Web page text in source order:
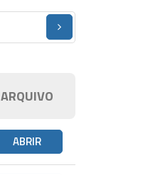
ARQUIVO
ABRIR